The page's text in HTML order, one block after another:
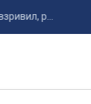
Някои